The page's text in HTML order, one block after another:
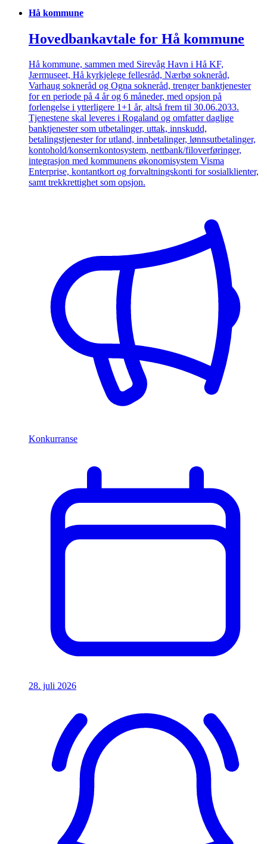
Hå kommune
Hovedbankavtale for Hå kommune
Hå kommune, sammen med Sirevåg Havn i Hå KF,
Jærmuseet, Hå kyrkjelege fellesråd, Nærbø sokneråd,
Varhaug sokneråd og Ogna sokneråd, trenger banktjenester
for en periode på 4 år og 6 måneder, med opsjon på
forlengelse i ytterligere 1+1 år, altså frem til 30.06.2033.
Tjenestene skal leveres i Rogaland og omfatter daglige
banktjenester som utbetalinger, uttak, innskudd,
betalingstjenester for utland, innbetalinger, lønnsutbetalinger,
kontohold/konsernkontosystem, nettbank/filoverføringer,
integrasjon med kommunens økonomisystem Visma
Enterprise, kontantkort og forvaltningskonti for sosialklienter,
samt trekkrettighet som opsjon.
Konkurranse
28. juli 2026